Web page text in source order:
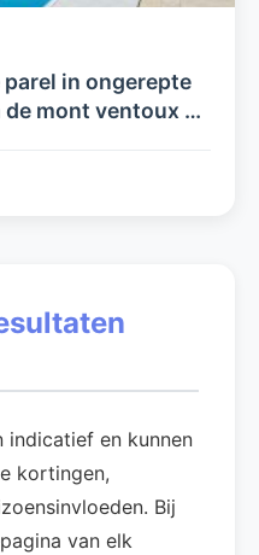
in ongerepte
de mont ventoux 4
indicatief en kunnen
kortingen,
Bij
van elk